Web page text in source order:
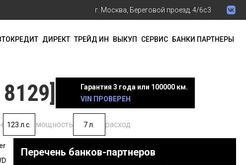
г. Москва, Береговой проезд, 4/6с3
ДИРЕКТ ТРЕЙД ИН ВЫКУП СЕРВИС БАНКИ ПАРТНЕРЫ
Гарантия 3 года или 100000 км.
VIN ПРОВЕРЕН
123 л.с. мощность 7 л. расход
Перечень банков-партнеров